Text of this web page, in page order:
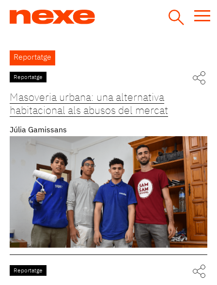
Back
to
top
Reportatge
Reportatge
Masoveria urbana: una alternativa
habitacional als abusos del mercat
Júlia Gamissans
Reportatge
Pàgines